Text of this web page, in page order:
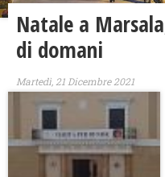
Natale a
di domani
Martedì, 21 Dicembre 2021